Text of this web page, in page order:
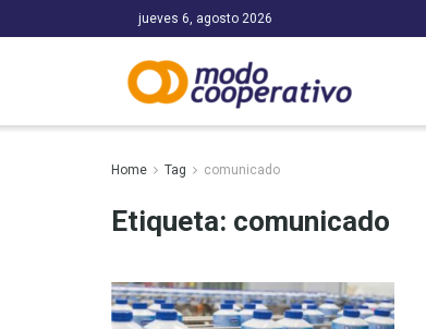
jueves 6, agosto 2026
Home Tag comunicado
Etiqueta: comunicado